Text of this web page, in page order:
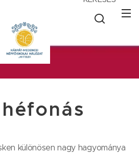
különösen nagy hagyománya